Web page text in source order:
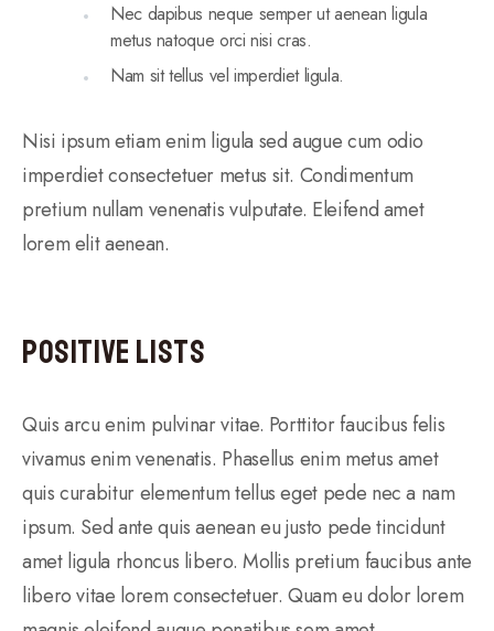
Nec dapibus neque semper ut aenean ligula
metus natoque orci nisi cras.
Nam sit tellus vel imperdiet ligula.
Nisi ipsum etiam enim ligula sed augue cum odio
imperdiet consectetuer metus sit. Condimentum
pretium nullam venenatis vulputate. Eleifend amet
lorem elit aenean.
Positive Lists
Quis arcu enim pulvinar vitae. Porttitor faucibus felis
vivamus enim venenatis. Phasellus enim metus amet
quis curabitur elementum tellus eget pede nec a nam
ipsum. Sed ante quis aenean eu justo pede tincidunt
amet ligula rhoncus libero. Mollis pretium faucibus ante
libero vitae lorem consectetuer. Quam eu dolor lorem